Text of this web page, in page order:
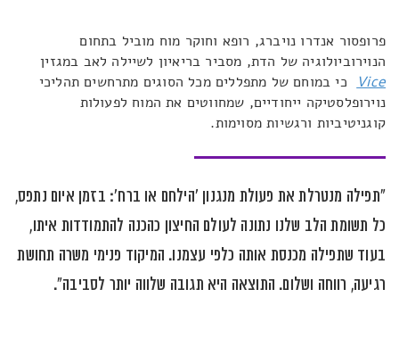
פרופסור אנדרו נויברג, רופא וחוקר מוח מוביל בתחום
הנוירוביולוגיה של הדת, מסביר בריאיון לשיילה לאב במגזין
Vice
כי במוחם של מתפללים מכל הסוגים מתרחשים תהליכי
נוירופלסטיקה ייחודיים, שמחווטים את המוח לפעולות
קוגניטיביות ורגשיות מסוימות.
"תפילה מנטרלת את פעולת מנגנון 'הילחם או ברח': בזמן איום נתפס,
כל תשומת הלב שלנו נתונה לעולם החיצון כהכנה להתמודדות איתו,
בעוד שתפילה מכנסת אותה כלפי עצמנו. המיקוד פנימי משרה תחושת
רגיעה, רווחה ושלום. התוצאה היא תגובה שלווה יותר לסביבה".